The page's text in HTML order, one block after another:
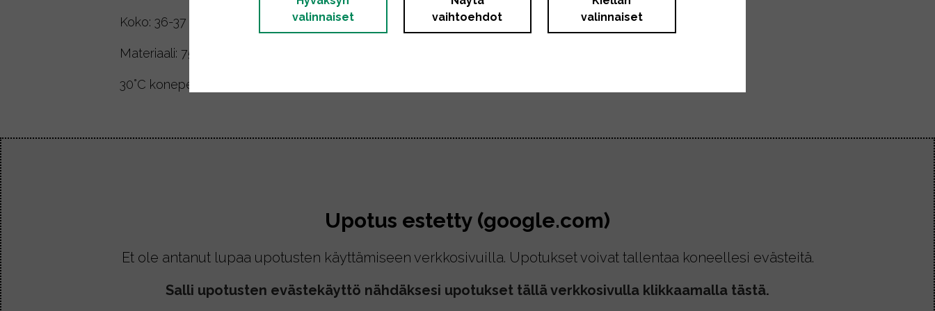
Koko: 36-37
Materiaali: 75% villa, 25% polyamidi.
30°C konepesu soveltuu villasukille.
Upotus estetty (google.com)
Et ole antanut lupaa upotusten käyttämiseen verkkosivuilla. Upotukset voivat tallentaa koneellesi evästeitä.
Salli upotusten evästekäyttö nähdäksesi upotukset tällä verkkosivulla klikkaamalla tästä.
valinnaiset
vaihtoehdot
valinnaiset